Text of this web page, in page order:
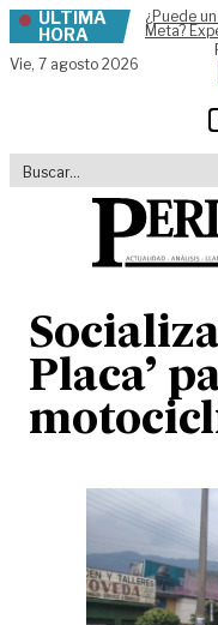
Skip to content
ÚLTIMA
HORA
¿Puede
Meta?
Vie, 7 agosto 2026
Placa’